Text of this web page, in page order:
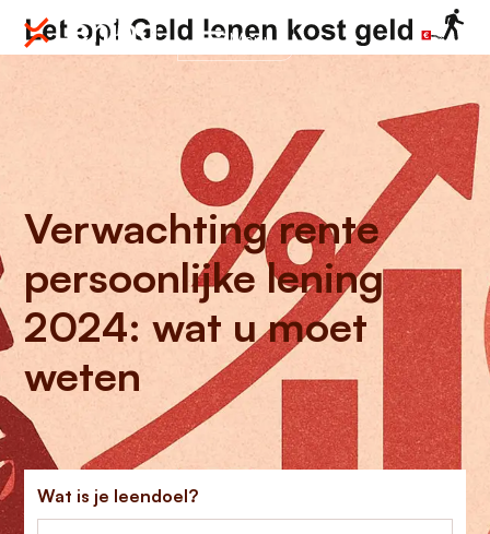
Menu
Verwachting rente
persoonlijke lening
2024: wat u moet
weten
Wat is je leendoel?